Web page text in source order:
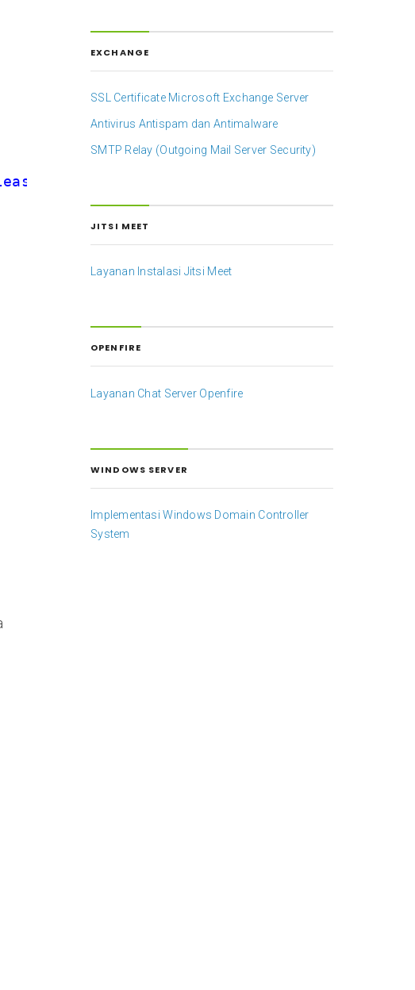
download/v0.8.0/zimbra-ose-
EXCHANGE
SSL Certificate Microsoft Exchange Server
Antivirus Antispam dan Antimalware
SMTP Relay (Outgoing Mail Server Security)
JITSI MEET
Layanan Instalasi Jitsi Meet
OPENFIRE
Layanan Chat Server Openfire
WINDOWS SERVER
Implementasi Windows Domain Controller
System